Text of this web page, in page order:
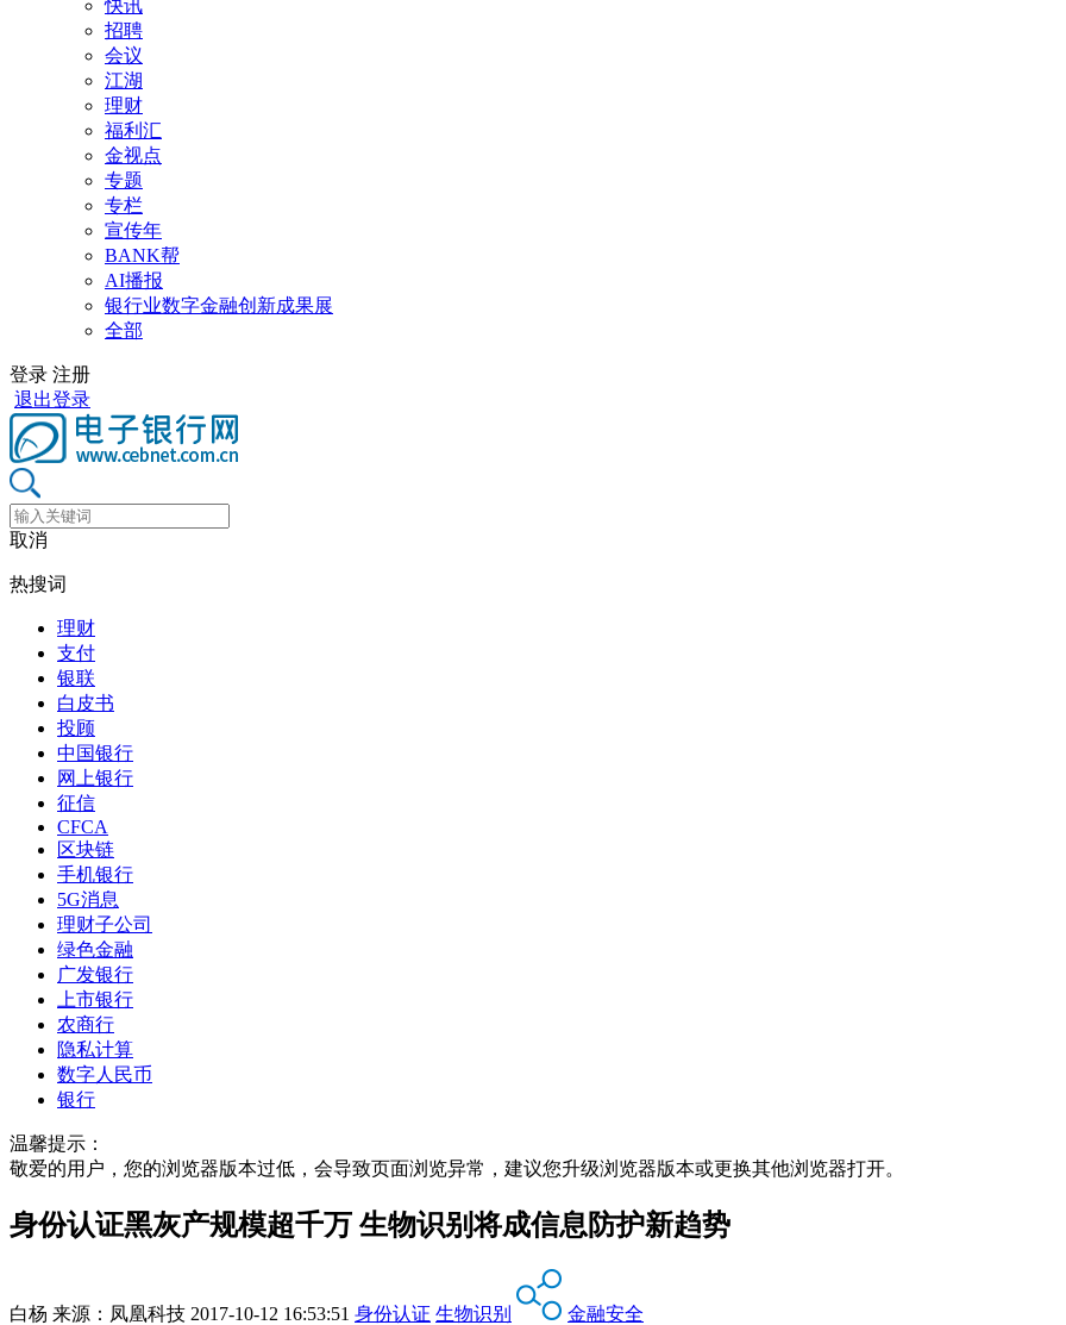
快讯
招聘
会议
江湖
理财
福利汇
金视点
专题
专栏
宣传年
BANK帮
AI播报
银行业数字金融创新成果展
全部
登录 注册
退出登录
取消
热搜词
理财
支付
银联
白皮书
投顾
中国银行
网上银行
征信
CFCA
区块链
手机银行
5G消息
理财子公司
绿色金融
广发银行
上市银行
农商行
隐私计算
数字人民币
银行
温馨提示：
敬爱的用户，您的浏览器版本过低，会导致页面浏览异常，建议您升级浏览器版本或更换其他浏览器打开。
身份认证黑灰产规模超千万 生物识别将成信息防护新趋势
白杨 来源： 凤凰科技 2017-10-12 16:53:51 身份认证 生物识别
金融安全